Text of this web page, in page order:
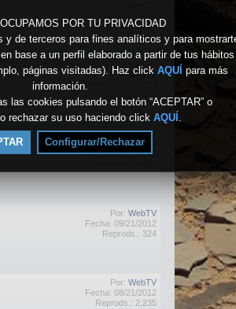
POR TU PRIVACIDAD
y de terceros para fines analíticos y para
base a un perfil elaborado a partir de tus hábitos
páginas visitadas). Haz click AQUÍ para más
información.
las cookies pulsando el botón “ACEPTAR” o
rechazar su uso haciendo click AQUÍ .
Configurar/Rechazar
Reprods.: 2,221
Por:WebTV
Por:WebTV
Fecha: 01/22/2013
Por: WebTV
Fecha: 09/21/2012
Reprods.: 324
Por: WebTV
Fecha: 08/21/2012
Reprods.: 2,235